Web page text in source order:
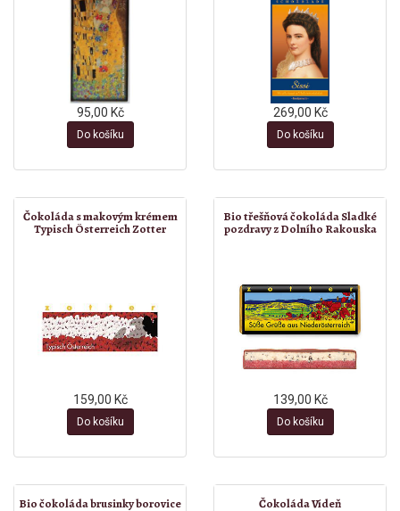
95,00 Kč
Do košíku
269,00 Kč
Do košíku
Čokoláda s makovým krémem
Typisch Österreich Zotter
159,00 Kč
Do košíku
Bio třešňová čokoláda Sladké
pozdravy z Dolního Rakouska
139,00 Kč
Do košíku
Bio čokoláda brusinky borovice
Čokoláda Vídeň